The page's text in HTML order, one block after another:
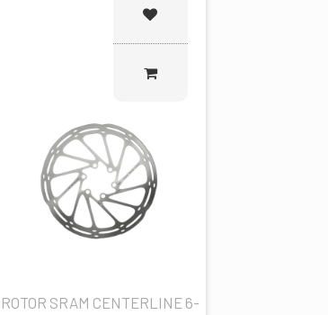
ROTOR SRAM CENTERLINE 6-